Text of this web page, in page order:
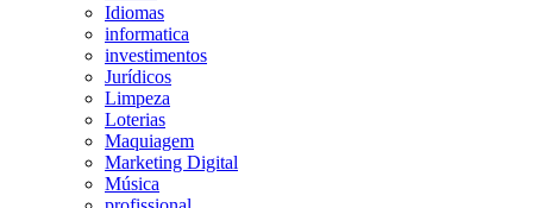
Idiomas
informatica
investimentos
Jurídicos
Limpeza
Loterias
Maquiagem
Marketing Digital
Música